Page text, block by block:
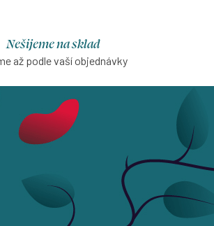
Nešijeme na sklad
až podle vaší objednávky